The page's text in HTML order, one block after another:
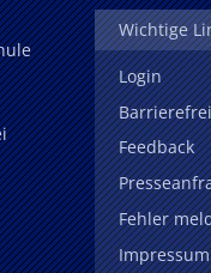
Wichtige
Login
Feedback
Fehler
Impressum